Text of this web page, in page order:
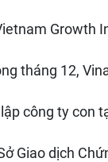
Growth
tháng 12,
công ty con
Giao dịch